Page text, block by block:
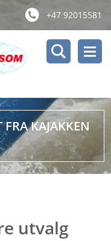
+47 92015581
FRA KAJAKKEN
utvalg